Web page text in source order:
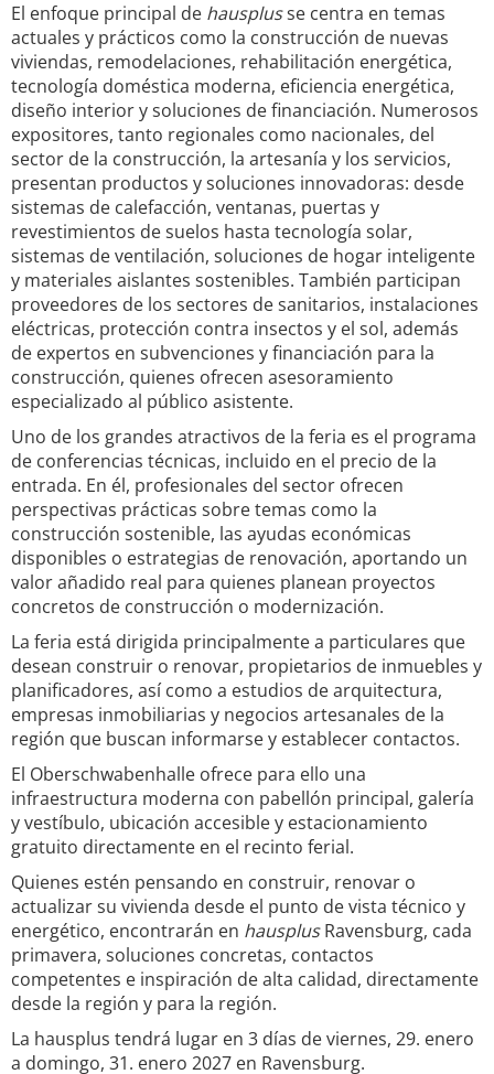
El enfoque principal de hausplusse centra en temas
actuales y prácticos como la construcción de nuevas
viviendas, remodelaciones, rehabilitación energética,
tecnología doméstica moderna, eficiencia energética,
diseño interior y soluciones de financiación. Numerosos
expositores, tanto regionales como nacionales, del
sector de la construcción, la artesanía y los servicios,
presentan productos y soluciones innovadoras: desde
sistemas de calefacción, ventanas, puertas y
revestimientos de suelos hasta tecnología solar,
sistemas de ventilación, soluciones de hogar inteligente
y materiales aislantes sostenibles. También participan
proveedores de los sectores de sanitarios, instalaciones
eléctricas, protección contra insectos y el sol, además
de expertos en subvenciones y financiación para la
construcción, quienes ofrecen asesoramiento
especializado al público asistente.
Uno de los grandes atractivos de la feria es el programa
de conferencias técnicas, incluido en el precio de la
entrada. En él, profesionales del sector ofrecen
perspectivas prácticas sobre temas como la
construcción sostenible, las ayudas económicas
disponibles o estrategias de renovación, aportando un
valor añadido real para quienes planean proyectos
concretos de construcción o modernización.
La feria está dirigida principalmente a particulares que
desean construir o renovar, propietarios de inmuebles y
planificadores, así como a estudios de arquitectura,
empresas inmobiliarias y negocios artesanales de la
región que buscan informarse y establecer contactos.
El Oberschwabenhalle ofrece para ello una
infraestructura moderna con pabellón principal, galería
y vestíbulo, ubicación accesible y estacionamiento
gratuito directamente en el recinto ferial.
Quienes estén pensando en construir, renovar o
actualizar su vivienda desde el punto de vista técnico y
energético, encontrarán en hausplusRavensburg, cada
primavera, soluciones concretas, contactos
competentes e inspiración de alta calidad, directamente
desde la región y para la región.
La hausplus tendrá lugar en 3 días de viernes, 29. enero
a domingo, 31. enero 2027 en Ravensburg.